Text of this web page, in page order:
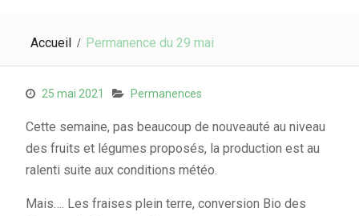
Accueil Permanence du 29 mai
25 mai 2021 Permanences
Cette semaine, pas beaucoup de nouveauté au niveau
des fruits et légumes proposés, la production est au
ralenti suite aux conditions météo.
Mais…. Les fraises plein terre, conversion Bio des